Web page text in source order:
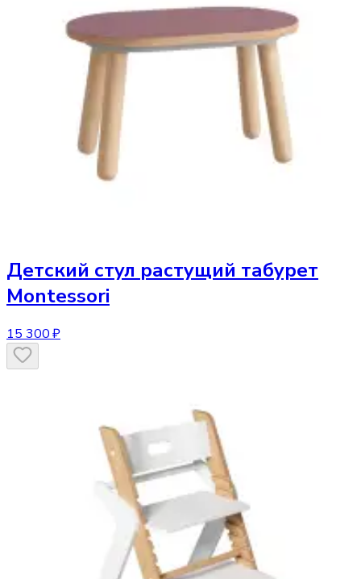
Детский стул растущий табурет
Montessori
15 300 ₽